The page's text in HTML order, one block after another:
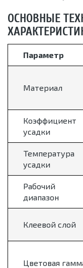
ОСНОВНЫЕ
Параметр
Материал
Коэффициент
усадки
Температура
усадки
Рабочий
диапазон
Клеевой слой
Цветовая